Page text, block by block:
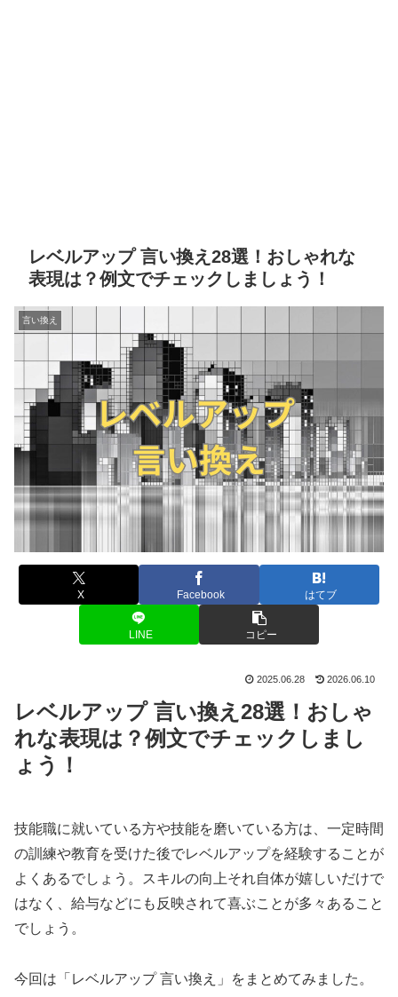
レベルアップ 言い換え28選！おしゃれな
表現は？例文でチェックしましょう！
言い換え
X Facebook はてブ
LINE コピー
2025.06.28 2026.06.10
レベルアップ 言い換え28選！おしゃ
れな表現は？例文でチェックしまし
ょう！
技能職に就いている方や技能を磨いている方は、一定時間
の訓練や教育を受けた後でレベルアップを経験することが
よくあるでしょう。スキルの向上それ自体が嬉しいだけで
はなく、給与などにも反映されて喜ぶことが多々あること
でしょう。
今回は「レベルアップ 言い換え」をまとめてみました。